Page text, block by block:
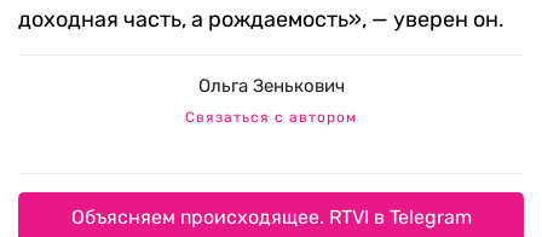
доходная часть, а рождаемость», — уверен он.
Ольга Зенькович
Связаться с автором
Объясняем происходящее. RTVI в Telegram